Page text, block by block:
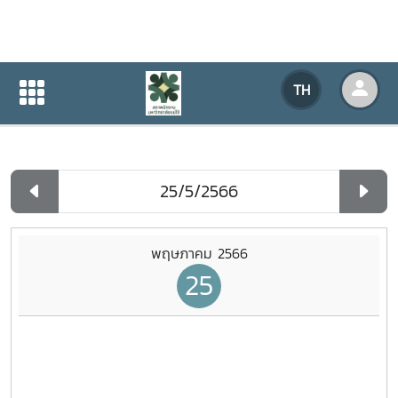
TH
ปฏิทินกิจกรรมของหน่วยงาน
ปฏิทินกิจกรรมของหน่วยงาน
พฤษภาคม 2566
25